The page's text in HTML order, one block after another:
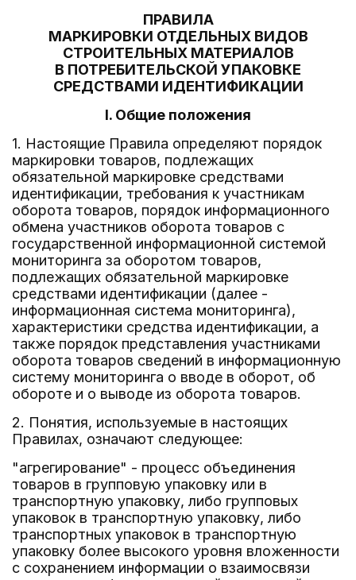
ПРАВИЛА
МАРКИРОВКИ ОТДЕЛЬНЫХ ВИДОВ
СТРОИТЕЛЬНЫХ МАТЕРИАЛОВ
В ПОТРЕБИТЕЛЬСКОЙ УПАКОВКЕ
СРЕДСТВАМИ ИДЕНТИФИКАЦИИ
I. Общие положения
1. Настоящие Правила определяют порядок
маркировки товаров, подлежащих
обязательной маркировке средствами
идентификации, требования к участникам
оборота товаров, порядок информационного
обмена участников оборота товаров с
государственной информационной системой
мониторинга за оборотом товаров,
подлежащих обязательной маркировке
средствами идентификации (далее -
информационная система мониторинга),
характеристики средства идентификации, а
также порядок представления участниками
оборота товаров сведений в информационную
систему мониторинга о вводе в оборот, об
обороте и о выводе из оборота товаров.
2. Понятия, используемые в настоящих
Правилах, означают следующее:
"агрегирование" - процесс объединения
товаров в групповую упаковку или в
транспортную упаковку, либо групповых
упаковок в транспортную упаковку, либо
транспортных упаковок в транспортную
упаковку более высокого уровня вложенности
с сохранением информации о взаимосвязи